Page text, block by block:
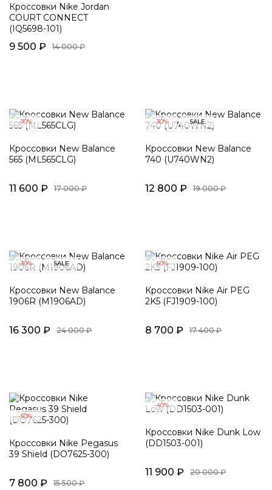
Кроссовки Nike Jordan
COURT CONNECT
(IQ5698-101)
9 500 ₽ 14 000 ₽
-30%
Кроссовки New Balance
565 (ML565CLG)
11 600 ₽ 17 000 ₽
-30% SALE
Кроссовки New Balance
740 (U740WN2)
12 800 ₽ 19 000 ₽
-30% SALE
Кроссовки New Balance
1906R (M1906AD)
16 300 ₽ 24 000 ₽
-50%
Кроссовки Nike Air PEG
2K5 (FJ1909-100)
8 700 ₽ 17 400 ₽
-50%
Кроссовки Nike Pegasus
39 Shield (DO7625-300)
7 800 ₽ 15 500 ₽
-40%
Кроссовки Nike Dunk Low
(DD1503-001)
11 900 ₽ 20 000 ₽